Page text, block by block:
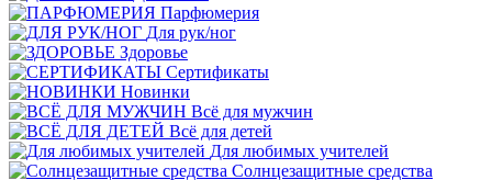
Парфюмерия
Для рук/ног
Здоровье
Сертификаты
Новинки
Всё для мужчин
Всё для детей
Для любимых учителей
Cолнцезащитные средства